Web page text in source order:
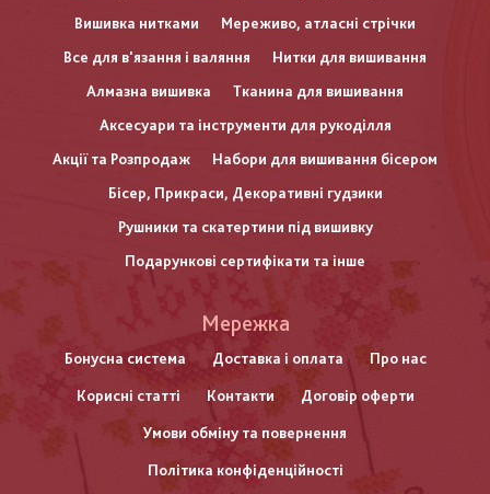
Вишивка нитками
Мереживо, атласні стрічки
Все для в'язання і валяння
Нитки для вишивання
Алмазна вишивка
Тканина для вишивання
Аксесуари та інструменти для рукоділля
Акції та Розпродаж
Набори для вишивання бісером
Бісер, Прикраси, Декоративні гудзики
Рушники та скатертини під вишивку
Подарункові сертифікати та інше
нижнього
колонтитулу
Мережка
Бонусна система Доставка і оплата Про нас
Корисні статті Контакти Договір оферти
Умови обміну та повернення
Політика конфіденційності